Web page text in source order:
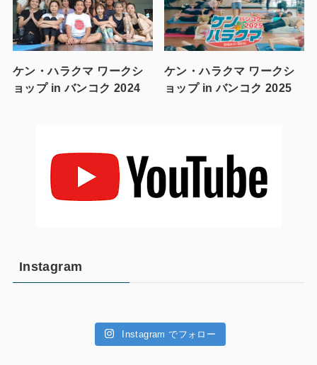
ケン・ハラクマ ワークシ
ョップ in バンコク 2024
ケン・ハラクマ ワークシ
ョップ in バンコク 2025
Instagram
Instagram でフォロー